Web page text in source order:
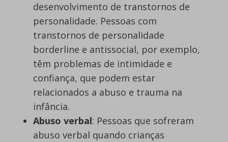
desenvolvimento de transtornos de
personalidade. Pessoas com
transtornos de personalidade
borderline e antissocial, por exemplo,
têm problemas de intimidade e
confiança, que podem estar
relacionados a abuso e trauma na
infância.
Abuso verbal: Pessoas que sofreram
abuso verbal quando crianças